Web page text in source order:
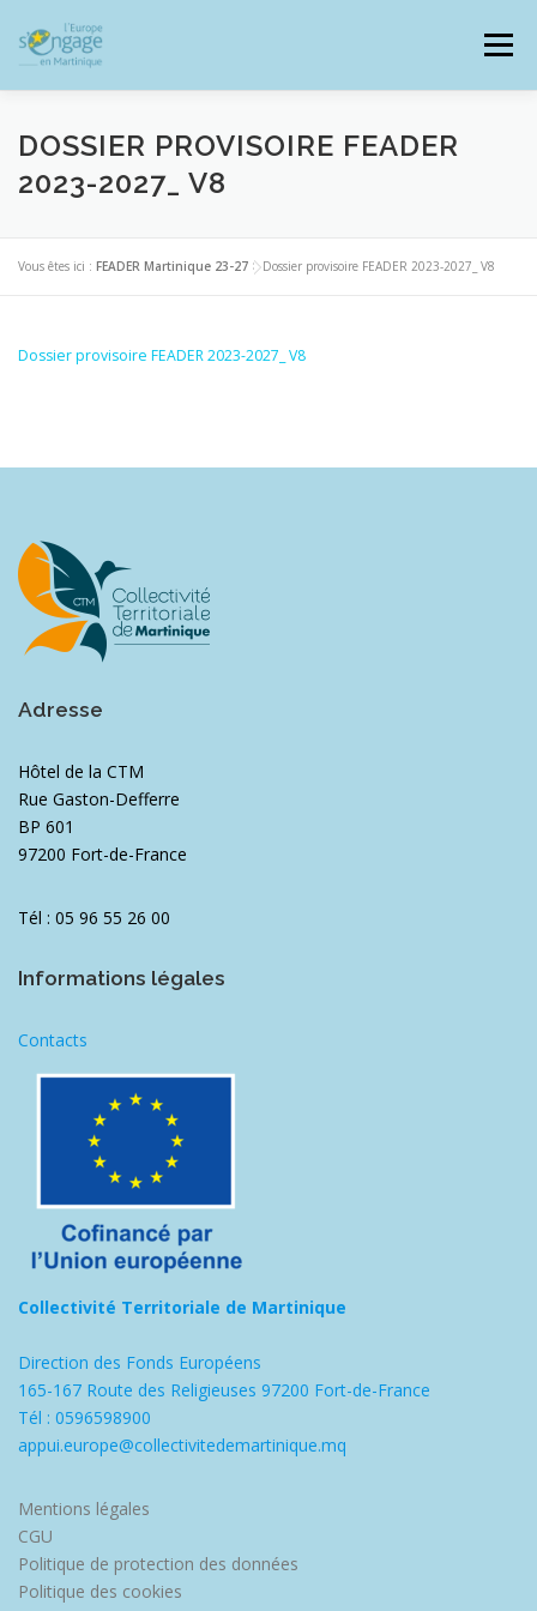
contenu
Menu
DOSSIER PROVISOIRE FEADER
2023-2027_ V8
Vous êtes ici : FEADER Martinique 23-27 >Dossier provisoire FEADER 2023-2027_ V8
Dossier provisoire FEADER 2023-2027_ V8
Adresse
Hôtel de la CTM
Rue Gaston-Defferre
BP 601
97200 Fort-de-France
Tél : 05 96 55 26 00
Informations légales
Contacts
Collectivité Territoriale de Martinique
Direction des Fonds Européens
165-167 Route des Religieuses 97200 Fort-de-France
Tél : 0596598900
appui.europe@collectivitedemartinique.mq
Mentions légales
CGU
Politique de protection des données
Politique des cookies